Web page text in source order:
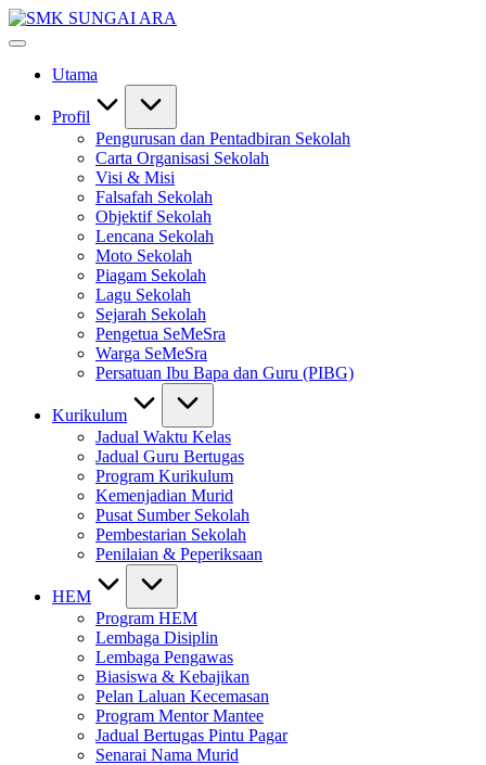
Skip
to
#KetekunanNadiKecemerlangan
#SeMeSradiHati
Utama
Profil
Pengurusan dan Pentadbiran Sekolah
Carta Organisasi Sekolah
Visi & Misi
Falsafah Sekolah
Objektif Sekolah
Lencana Sekolah
Moto Sekolah
Piagam Sekolah
Lagu Sekolah
Sejarah Sekolah
Pengetua SeMeSra
Warga SeMeSra
Persatuan Ibu Bapa dan Guru (PIBG)
Kurikulum
Jadual Waktu Kelas
Jadual Guru Bertugas
Program Kurikulum
Kemenjadian Murid
Pusat Sumber Sekolah
Pembestarian Sekolah
Penilaian & Peperiksaan
HEM
Program HEM
Lembaga Disiplin
Lembaga Pengawas
Biasiswa & Kebajikan
Pelan Laluan Kecemasan
Program Mentor Mantee
Jadual Bertugas Pintu Pagar
Senarai Nama Murid